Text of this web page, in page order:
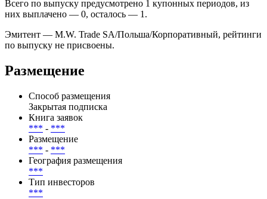
Всего по выпуску предусмотрено 1 купонных периодов, из
них выплачено — 0, осталось — 1.
Эмитент — M.W. Trade SA/Польша/Корпоративный, рейтинги
по выпуску не присвоены.
Размещение
Способ размещения
Закрытая подписка
Книга заявок
*** - ***
Размещение
*** - ***
География размещения
***
Тип инвесторов
***